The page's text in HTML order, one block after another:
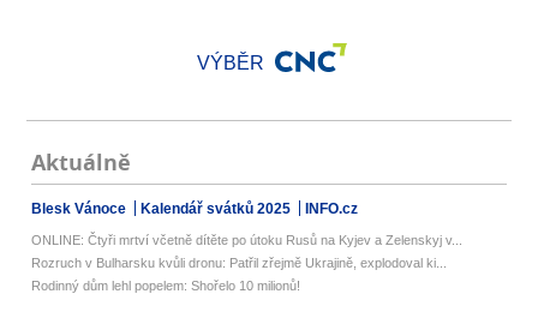
VÝBĚR
Aktuálně
Blesk Vánoce Kalendář svátků 2025 INFO.cz
ONLINE: Čtyři mrtví včetně dítěte po útoku Rusů na Kyjev a Zelenskyj v...
Rozruch v Bulharsku kvůli dronu: Patřil zřejmě Ukrajině, explodoval ki...
Rodinný dům lehl popelem: Shořelo 10 milionů!